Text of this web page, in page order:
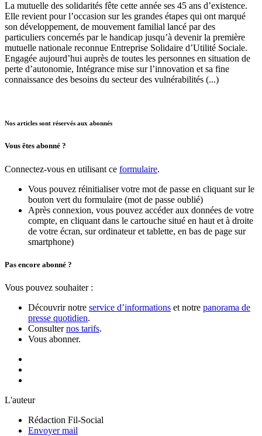
La mutuelle des solidarités fête cette année ses 45 ans d’existence.
Elle revient pour l’occasion sur les grandes étapes qui ont marqué
son développement, de mouvement familial lancé par des
particuliers concernés par le handicap jusqu’à devenir la première
mutuelle nationale reconnue Entreprise Solidaire d’Utilité Sociale.
Engagée aujourd’hui auprès de toutes les personnes en situation de
perte d’autonomie, Intégrance mise sur l’innovation et sa fine
connaissance des besoins du secteur des vulnérabilités (...)
Nos articles sont réservés aux abonnés
Vous êtes abonné ?
Connectez-vous en utilisant ce formulaire.
Vous pouvez réinitialiser votre mot de passe en cliquant sur le
bouton vert du formulaire (mot de passe oublié)
Après connexion, vous pouvez accéder aux données de votre
compte, en cliquant dans le cartouche situé en haut et à droite
de votre écran, sur ordinateur et tablette, en bas de page sur
smartphone)
Pas encore abonné ?
Vous pouvez souhaiter :
Découvrir notre service d’informations et notre panorama de
presse quotidien.
Consulternos tarifs.
Vous abonner.
L'auteur
Rédaction Fil-Social
Envoyer mail